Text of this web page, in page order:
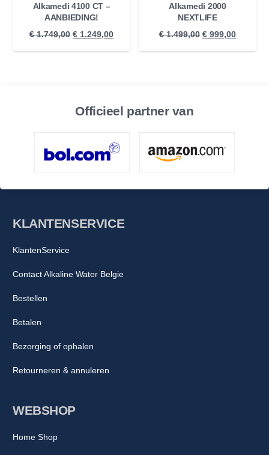
Alkamedi 4100 CT –
AANBIEDING!
€1.749,00 Oorspronkelijke
prijs
€ 1.249,00Huidige
prijs
Alkamedi 2000
NEXTLIFE
€1.499,00 Oorspronkelijke
prijs
€ 999,00Huidige
prijs
Officieel partner van
WEBSHOP
Home Shop
KLANTENSERVICE
KlantenService
Contact Alkaline Water Belgie
Bestellen
Betalen
Bezorging of ophalen
Retourneren & annuleren